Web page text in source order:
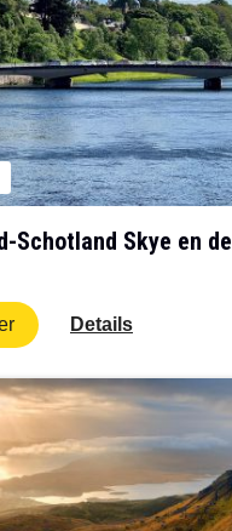
Schotland Skye en de
Details